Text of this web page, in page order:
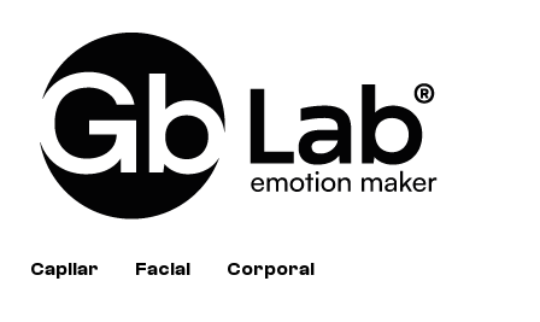
Capilar Facial Corporal